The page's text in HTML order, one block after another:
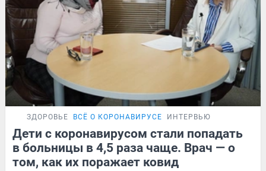
ЗДОРОВЬЕ ВСЁ О КОРОНАВИРУСЕ ИНТЕРВЬЮ
Дети с коронавирусом стали попадать
в больницы в 4,5 раза чаще. Врач — о
том, как их поражает ковид